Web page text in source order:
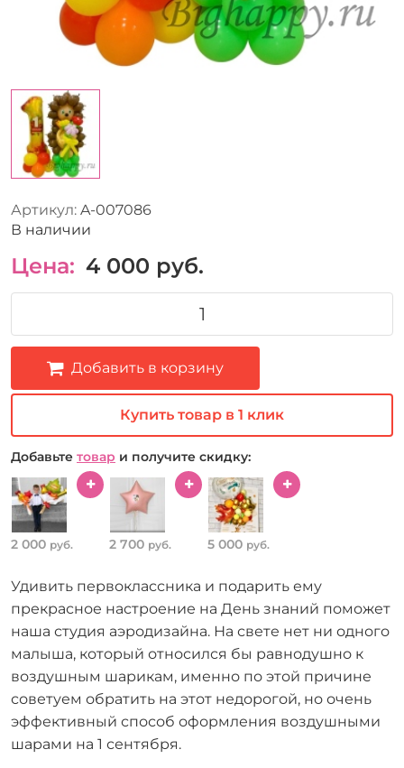
Артикул: A-007086
В наличии
Цена: 4 000 руб.
Добавить в корзину
Купить товар в 1 клик
Добавьте товар и получите скидку:
2 000 руб. 2 700 руб. 5 000 руб.
Удивить первоклассника и подарить ему
прекрасное настроение на День знаний поможет
наша студия аэродизайна. На свете нет ни одного
малыша, который относился бы равнодушно к
воздушным шарикам, именно по этой причине
советуем обратить на этот недорогой, но очень
эффективный способ оформления воздушными
шарами на 1 сентября.